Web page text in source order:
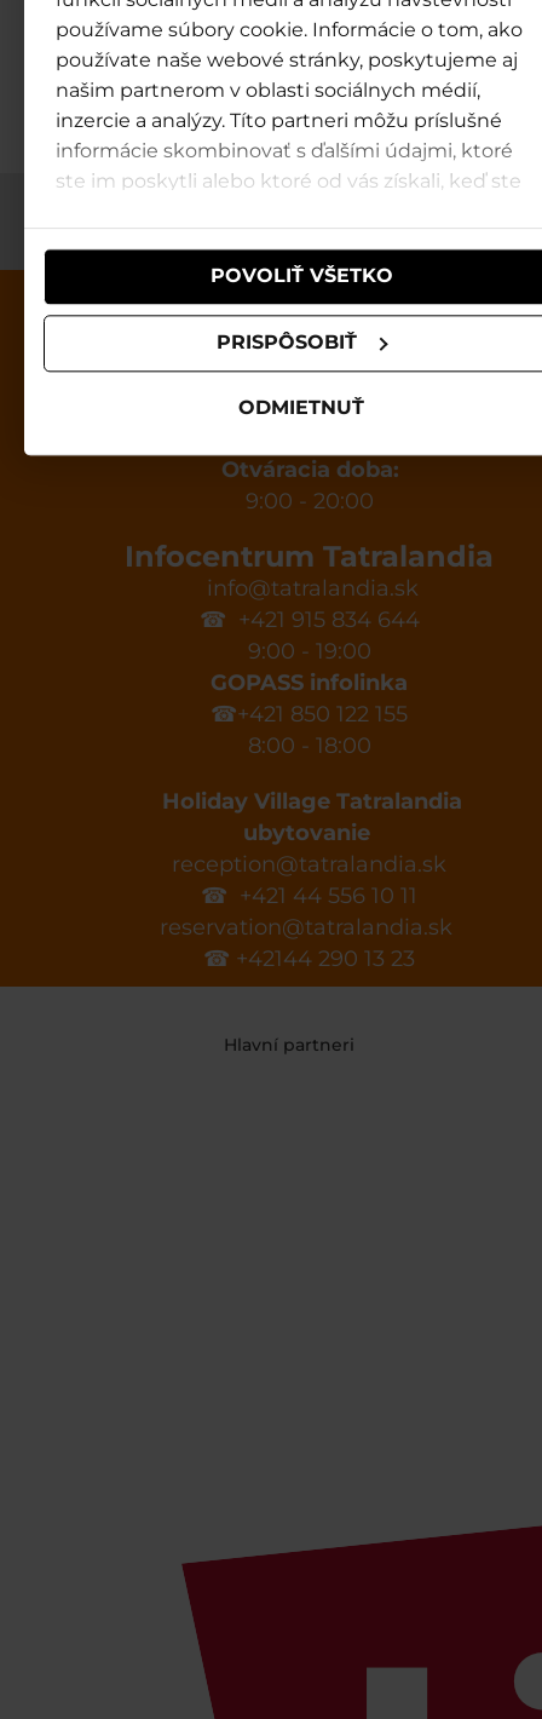
používame súbory cookie. Informácie o tom, ako
používate naše webové stránky, poskytujeme aj
našim partnerom v oblasti sociálnych médií,
inzercie a analýzy. Títo partneri môžu príslušné
informácie skombinovať s ďalšími údajmi, ktoré
ste im poskytli alebo ktoré od vás získali, keď ste
POVOLIŤ VŠETKO
PRISPÔSOBIŤ
ODMIETNUŤ
termálnej alebo čírej vode.
Bazény v Tatralandii →
Otváracia doba:
9:00 - 20:00
Infocentrum Tatralandia
info@tatralandia.sk
☎ +421 915 834 644
9:00 - 19:00
GOPASS infolinka
☎+421 850 122 155
8:00 - 18:00
Holiday Village Tatralandia
ubytovanie
reception@tatralandia.sk
☎ +421 44 556 10 11
reservation@tatralandia.sk
☎ +42144 290 13 23
Hlavní partneri